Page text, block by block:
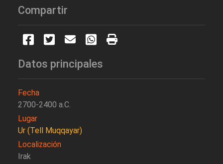
Compartir
Datos principales
Fecha
2700-2400 a.C.
Lugar
Ur (Tell Muqqayar)
Localización
Irak